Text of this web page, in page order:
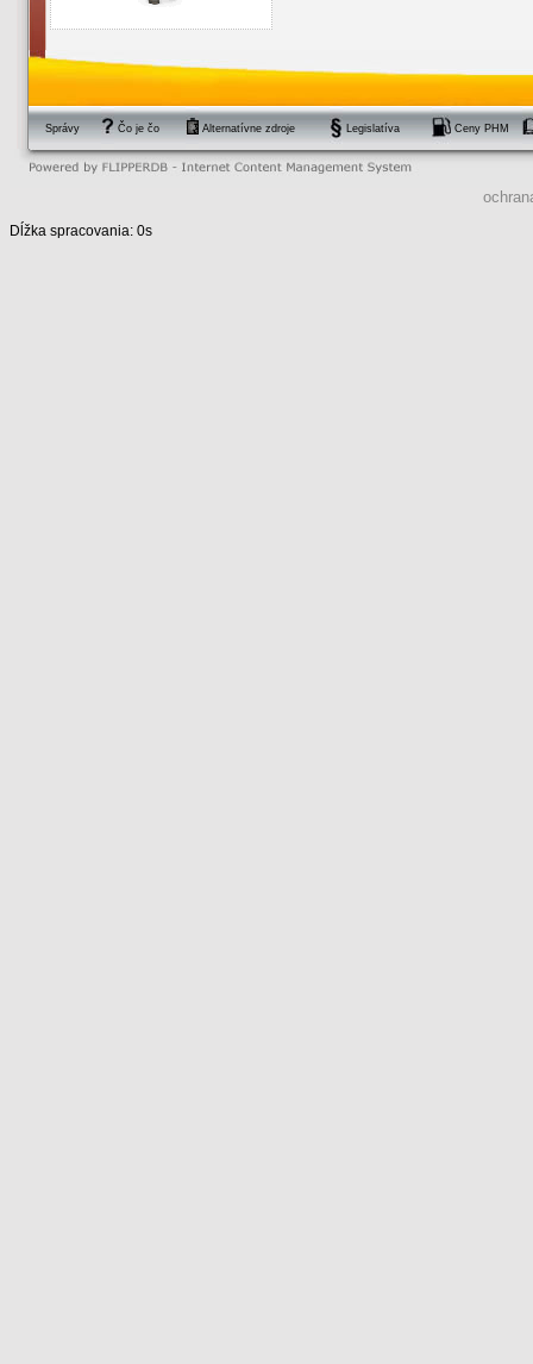
Správy Čo je čo Alternatívne zdroje Legislatíva Ceny PHM
Dĺžka spracovania: 0s